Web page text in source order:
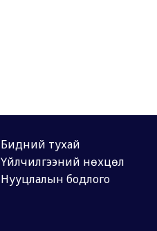
Бидний тухай
Үйлчилгээний нөхцөл
Нууцлалын бодлого